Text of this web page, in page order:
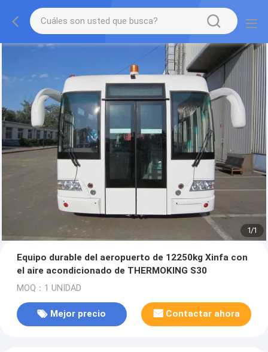
1/1
Equipo durable del aeropuerto de 12250kg Xinfa con
el aire acondicionado de THERMOKING S30
MOQ：1 UNIDAD
Mejor precio Contactar ahora